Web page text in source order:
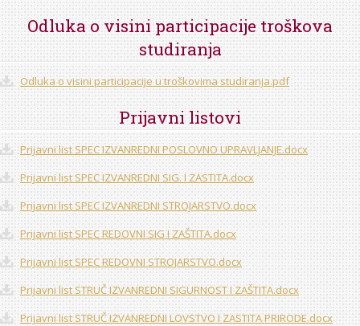
Odluka o visini participacije troškova
studiranja
Odluka o visini participacije u troškovima studiranja.pdf
Prijavni listovi
Prijavni list SPEC IZVANREDNI POSLOVNO UPRAVLJANJE.docx
Prijavni list SPEC IZVANREDNI SIG. I ZASTITA.docx
Prijavni list SPEC IZVANREDNI STROJARSTVO.docx
Prijavni list SPEC REDOVNI SIG I ZAŠTITA.docx
Prijavni list SPEC REDOVNI STROJARSTVO.docx
Prijavni list STRUČ IZVANREDNI SIGURNOST I ZAŠTITA.docx
Prijavni list STRUČ IZVANREDNI LOVSTVO I ZASTITA PRIRODE.docx